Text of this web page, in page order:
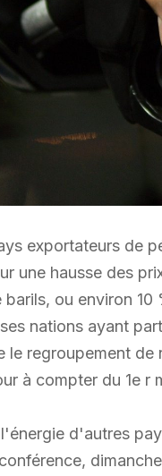
exportateurs de
une hausse des
barils, ou environ
nations ayant
le regroupement
à compter du 1e r
d'autres